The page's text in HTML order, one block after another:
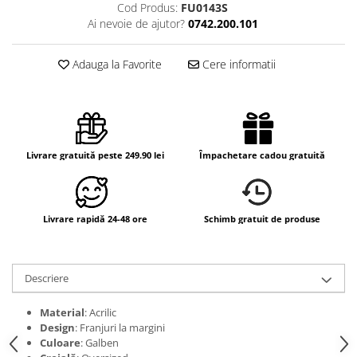
Cod Produs: FU0143S
Ai nevoie de ajutor? 0742.200.101
Adauga la Favorite Cere informatii
Livrare gratuită peste 249.90 lei Împachetare cadou gratuită
Livrare rapidă 24-48 ore Schimb gratuit de produse
Descriere
Material: Acrilic
Design: Franjuri la margini
Culoare: Galben